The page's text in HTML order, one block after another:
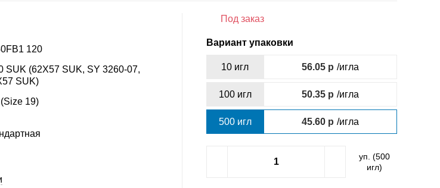
120
SUK (62X57 SUK, SY 3260-07,
SUK)
19)
Под заказ
Вариант упаковки
10 игл 56.05 /игла
100 игл 50.35 /игла
500 игл 45.60 /игла
уп. (500
игл)